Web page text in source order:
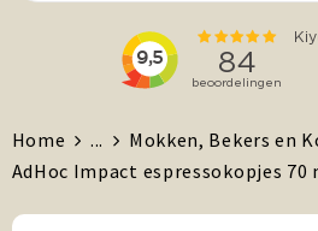
Agenda's + Kalenders
Auto en Fiets
Beurzen & Events
Chocolade
Home ... Mokken, Bekers en
AdHoc Impact espressokopjes 70